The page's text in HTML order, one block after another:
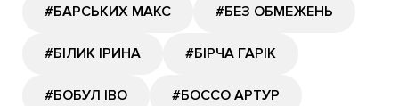
#БАРСЬКИХ МАКС #БЕЗ ОБМЕЖЕНЬ
#БІЛИК ІРИНА #БІРЧА ГАРІК
#БОБУЛ ІВО #БОССО АРТУР